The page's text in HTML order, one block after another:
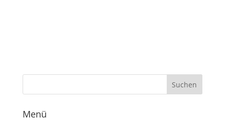
Menü